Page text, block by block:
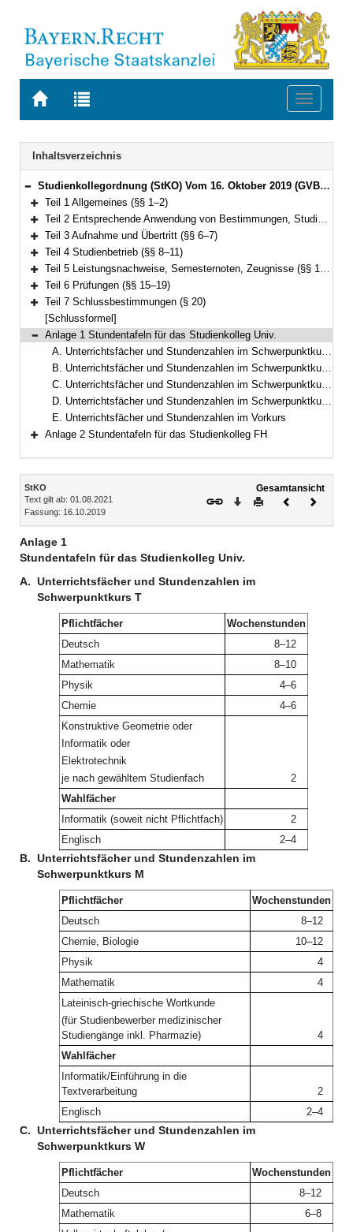
Zur
BAYERN.RECHT
Zur
letzten
Suche
Toggle
Navigation
Inhaltsverzeichnis
Bereich reduzieren
Studienkollegordnung (StKO) Vom 16. Oktober 2019 (GVBl. S. 619) BayRS 2235-3-1-K (§§ 1–20)
Bereich erweitern
Teil 1 Allgemeines (§§ 1–2)
Bereich erweitern
Teil 2 Entsprechende Anwendung von Bestimmungen, Studierende, Kollegforum (§§ 3–5)
Bereich erweitern
Teil 3 Aufnahme und Übertritt (§§ 6–7)
Bereich erweitern
Teil 4 Studienbetrieb (§§ 8–11)
Bereich erweitern
Teil 5 Leistungsnachweise, Semesternoten, Zeugnisse (§§ 12–14)
Bereich erweitern
Teil 6 Prüfungen (§§ 15–19)
Bereich erweitern
Teil 7 Schlussbestimmungen (§ 20)
[Schlussformel]
Bereich reduzieren
Anlage 1 Stundentafeln für das Studienkolleg Univ.
A. Unterrichtsfächer und Stundenzahlen im Schwerpunktkurs T
B. Unterrichtsfächer und Stundenzahlen im Schwerpunktkurs M
C. Unterrichtsfächer und Stundenzahlen im Schwerpunktkurs W
D. Unterrichtsfächer und Stundenzahlen im Schwerpunktkurs S/G
E. Unterrichtsfächer und Stundenzahlen im Vorkurs
Anlage 2 Stundentafeln für das Studienkolleg FH
Inhalt
StKO
Text gilt ab: 01.08.2021
Fassung: 16.10.2019
Gesamtansicht
Download
DruckenVorheriges
Anlage 1
Stundentafeln für das Studienkolleg Univ.
A. Unterrichtsfächer und Stundenzahlen im
Schwerpunktkurs T
Pflichtfächer
Wochenstunden
Deutsch
8–12
Mathematik
8–10
Physik
4–6
Chemie
4–6
Konstruktive Geometrie oder
Informatik oder
Elektrotechnik
je nach gewähltem Studienfach
2
Wahlfächer
Informatik (soweit nicht Pflichtfach)
2
Englisch
2–4
B. Unterrichtsfächer und Stundenzahlen im
Schwerpunktkurs M
Pflichtfächer
Wochenstunden
Deutsch
8–12
Chemie, Biologie
10–12
Physik
4
Mathematik
4
Lateinisch-griechische Wortkunde
(für Studienbewerber medizinischer
Studiengänge inkl. Pharmazie)
4
Wahlfächer
Informatik/Einführung in die
Textverarbeitung
2
Englisch
2–4
C. Unterrichtsfächer und Stundenzahlen im
Schwerpunktkurs W
Pflichtfächer
Wochenstunden
Deutsch
8–12
Mathematik
6–8